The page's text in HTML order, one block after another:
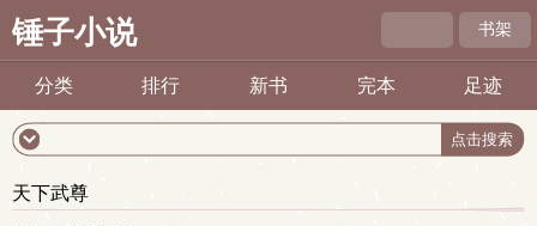
锤子小说 书架
分类 排行 新书 完本 足迹
天下武尊